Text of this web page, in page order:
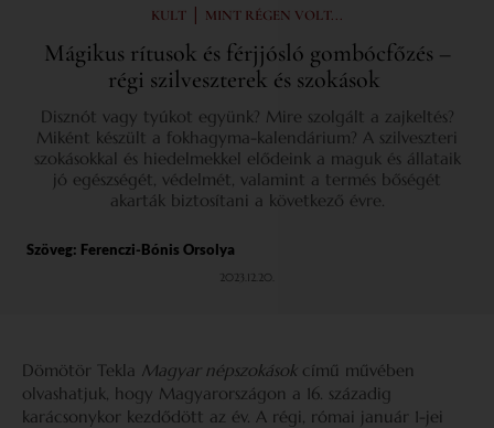
KULT | MINT RÉGEN VOLT...
Mágikus rítusok és férjjósló gombócfőzés –
régi szilveszterek és szokások
Disznót vagy tyúkot együnk? Mire szolgált a zajkeltés?
Miként készült a fokhagyma-kalendárium? A szilveszteri
szokásokkal és hiedelmekkel elődeink a maguk és állataik
jó egészségét, védelmét, valamint a termés bőségét
akarták biztosítani a következő évre.
Szöveg: Ferenczi-Bónis Orsolya
2023.12.20.
Dömötör Tekla Magyar népszokások című művében
olvashatjuk, hogy Magyarországon a 16. századig
karácsonykor kezdődött az év. A régi, római január 1-jei